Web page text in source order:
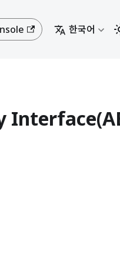
한국어